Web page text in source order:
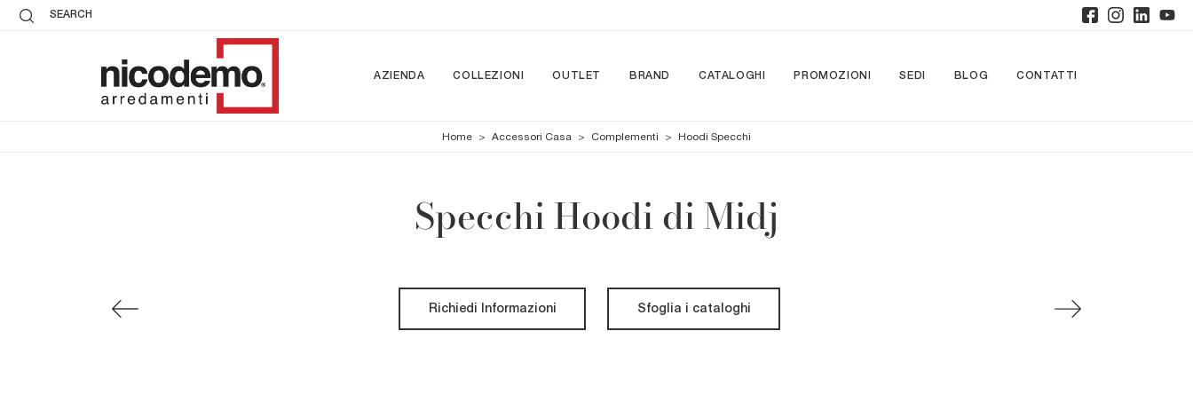
SEARCH
AZIENDA COLLEZIONI OUTLET BRAND CATALOGHI PROMOZIONI SEDI BLOG CONTATTI
Home > Accessori Casa > Complementi > Hoodi Specchi
Specchi Hoodi di Midj
Richiedi Informazioni Sfoglia i cataloghi